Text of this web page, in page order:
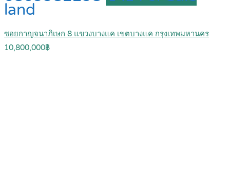
land
ซอยกาญจนาภิเษก 8 แขวงบางแค เขตบางแค กรุงเทพมหานคร
10,800,000฿